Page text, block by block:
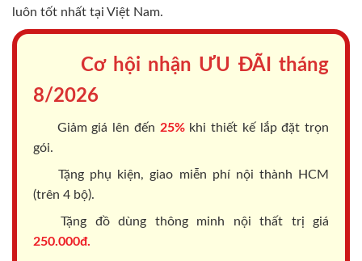
luôn tốt nhất tại Việt Nam.
Cơ hội nhận ƯU ĐÃI tháng
8/2026
Giảm giá lên đến 25%khi thiết kế lắp đặt trọn
gói.
Tặng phụ kiện, giao miễn phí nội thành HCM
(trên 4 bộ).
Tặng đồ dùng thông minh nội thất trị giá
250.000đ.